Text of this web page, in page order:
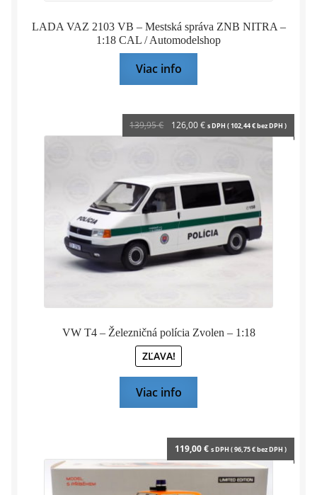
LADA VAZ 2103 VB – Mestská správa ZNB NITRA –
1:18 CAL / Automodelshop
Viac info
VW T4 – Železničná polícia Zvolen – 1:18
ZĽAVA!
139,95€
Pôvodná
cena
126,00€Aktuálna
cena
s DPH (102,44€bez DPH )
Viac info
119,00€ s DPH (96,75€bez DPH )